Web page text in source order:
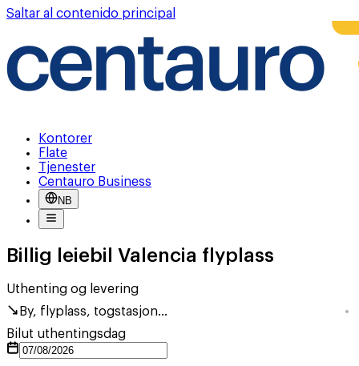
Saltar al contenido principal
Kontorer
Flate
Tjenester
Centauro Business
NB
Billig leiebil Valencia flyplass
Uthenting og levering
By, flyplass, togstasjon...
Bilut uthentingsdag